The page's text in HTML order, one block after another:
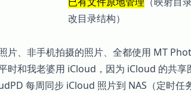
改目录结构）
片、非手机拍摄的照片、全都使用 MT
时和我老婆用 iCloud，因为 iCloud 的共享
每周同步 iCloud 照片到 NAS（定时任务